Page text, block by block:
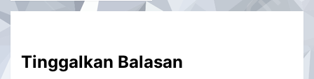
Tinggalkan Balasan